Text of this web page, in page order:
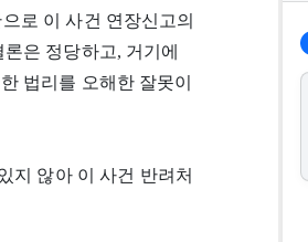
로 이 사건 연장신고의
은 정당하고, 거기에
법리를 오해한 잘못이
지 않아 이 사건 반려처